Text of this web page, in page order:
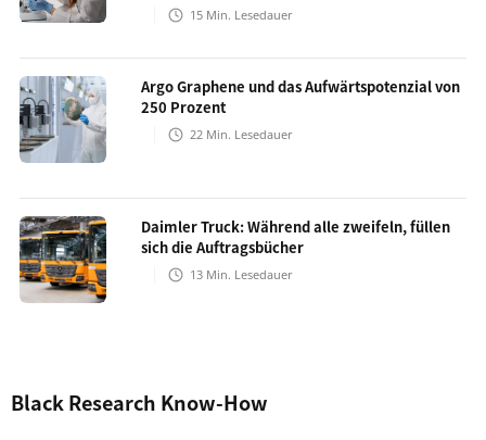
15 Min. Lesedauer
Argo Graphene und das Aufwärtspotenzial von
250 Prozent
22 Min. Lesedauer
Daimler Truck: Während alle zweifeln, füllen
sich die Auftragsbücher
13 Min. Lesedauer
Black Research Know-How